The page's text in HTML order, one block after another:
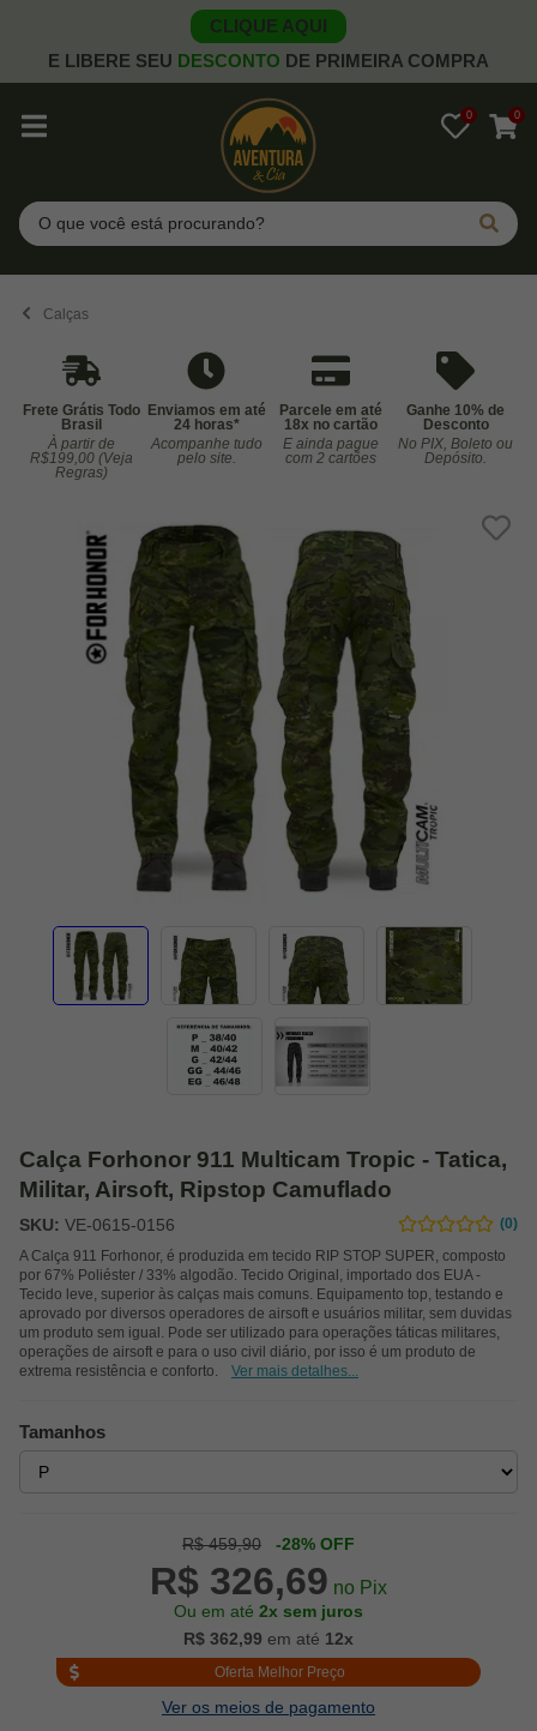
CLIQUE AQUI
E LIBERE SEU DESCONTO DE PRIMEIRA COMPRA
0 0
Pesquisar
Calças
Frete Grátis Todo
Brasil
À partir de
R$199,00 (Veja
Regras)
Enviamos em até
24 horas*
Acompanhe tudo
pelo site.
Parcele em até
18x no cartão
E ainda pague
com 2 cartões
Ganhe 10% de
Desconto
No PIX, Boleto ou
Depósito.
Calça Forhonor 911 Multicam Tropic - Tatica,
Militar, Airsoft, Ripstop Camuflado
SKU: VE-0615-0156
(0)
A Calça 911 Forhonor, é produzida em tecido RIP STOP SUPER, composto
por 67% Poliéster / 33% algodão. Tecido Original, importado dos EUA -
Tecido leve, superior às calças mais comuns. Equipamento top, testando e
aprovado por diversos operadores de airsoft e usuários militar, sem duvidas
um produto sem igual. Pode ser utilizado para operações táticas militares,
operações de airsoft e para o uso civil diário, por isso é um produto de
extrema resistência e conforto.
Ver mais detalhes...
Tamanhos
R$ 459,90 -28% OFF
R$ 326,69 no Pix
Ou em até 2x sem juros
R$ 362,99 em até 12x
Oferta Melhor Preço
Ver os meios de pagamento